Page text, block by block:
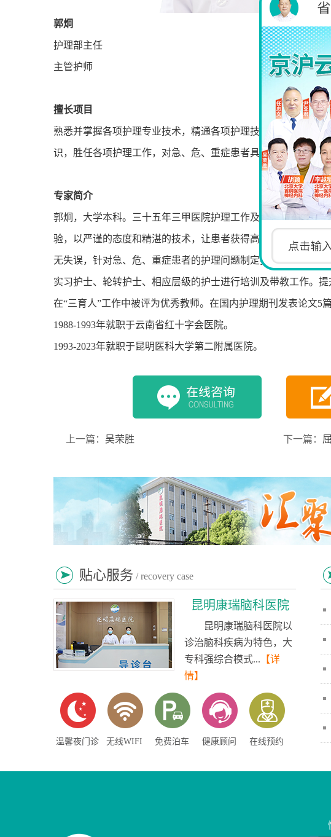
郭炯
护理部主任
主管护师
擅长项目
熟悉并掌握各项护理专业技术，精通各项护理技术操作， 具有
识，胜任各项护理工作，对急、危、重症患者具有丰富的处置经
专家简介
郭炯，大学本科。三十五年三甲医院护理工作及护理管理经验
验，以严谨的态度和精湛的技术，让患者获得高质量的护理服务
无失误，针对急、危、重症患者的护理问题制定护理计划并执
实习护士、轮转护士、相应层级的护士进行培训及带教工作。提
在“三育人”工作中被评为优秀教师。在国内护理期刊发表论文5
1988-1993年就职于云南省红十字会医院。
1993-2023年就职于昆明医科大学第二附属医院。
上一篇： 吴荣胜 下一篇：
贴心服务 / recovery case
昆明康瑞脑科医院
昆明康瑞脑科医院以
诊治脑科疾病为特色，大
专科强综合模式... 【详
情】
温馨夜门诊 无线WIFI 免费泊车 健康顾问 在线预约